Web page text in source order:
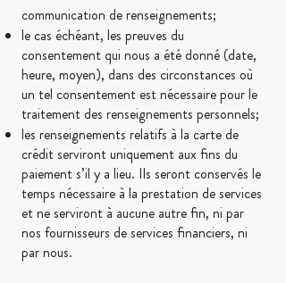
communication de renseignements;
le cas échéant, les preuves du
consentement qui nous a été donné (date,
heure, moyen), dans des circonstances où
un tel consentement est nécessaire pour le
traitement des renseignements personnels;
les renseignements relatifs à la carte de
crédit serviront uniquement aux fins du
paiement s’il y a lieu. Ils seront conservés le
temps nécessaire à la prestation de services
et ne serviront à aucune autre fin, ni par
nos fournisseurs de services financiers, ni
par nous.